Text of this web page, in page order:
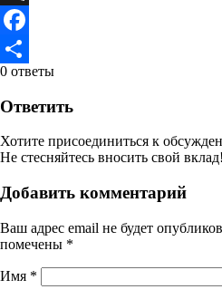
Link
Twiddla
Facebook
Отправить
0 ответы
Ответить
Хотите присоединиться к
Не стесняйтесь вносить свой вклад!
Добавить комментарий
Ваш адрес email не будет
помечены *
Имя *